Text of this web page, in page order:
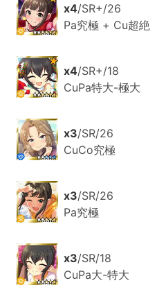
x4/SR+/26
Pa究極 + Cu超絶
x4/SR+/18
CuPa特大-極大
x3/SR/26
CuCo究極
x3/SR/26
Pa究極
x3/SR/18
CuPa大-特大